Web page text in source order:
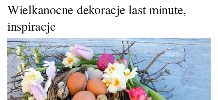
Wielkanocne dekoracje last minute,
inspiracje